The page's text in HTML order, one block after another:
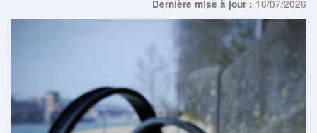
Dernière mise à jour : 16/07/2026